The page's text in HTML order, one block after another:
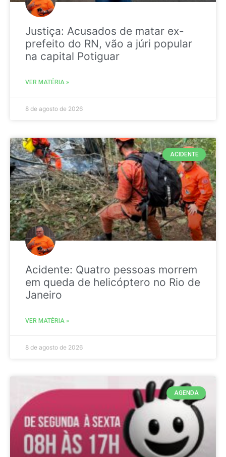
Justiça: Acusados de matar ex-
prefeito do RN, vão a júri popular
na capital Potiguar
VER MATÉRIA »
8 de agosto de 2026
ACIDENTE
Acidente: Quatro pessoas morrem
em queda de helicóptero no Rio de
Janeiro
VER MATÉRIA »
8 de agosto de 2026
AGENDA